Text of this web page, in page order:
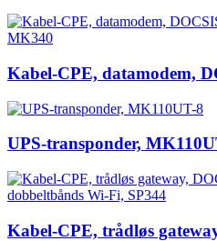
Kabel-CPE, datamodem,
UPS-transponder,
Kabel-CPE, trådløs